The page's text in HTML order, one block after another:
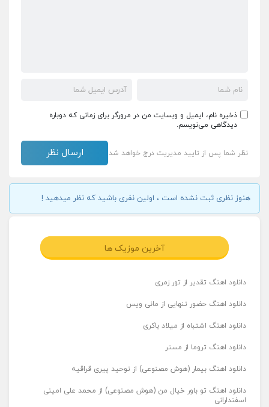
ذخیره نام، ایمیل و وبسایت من در مرورگر برای زمانی که دوباره
دیدگاهی می‌نویسم.
نظر شما پس از تایید مدیریت درج خواهد شد
هنوز نظری ثبت نشده است ، اولین نفری باشید که نظر میدهید !
آخرین موزیک ها
دانلود اهنگ تقدیر از تور زمری
دانلود اهنگ حضور تنهایی از مانی ویس
دانلود اهنگ اشتباه از میلاد باکری
دانلود اهنگ تروما از مستر
دانلود اهنگ بیمار (هوش مصنوعی) از توحید پیری قراقیه
دانلود اهنگ تو باور خیال من (هوش مصنوعی) از محمد علی امینی
اسفندارانی